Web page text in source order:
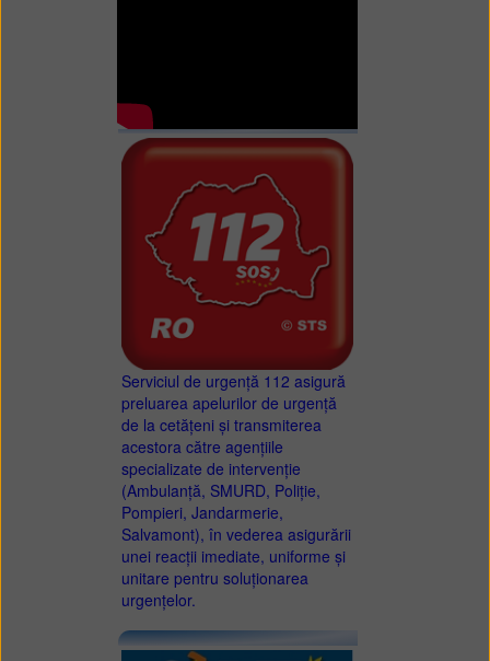
Serviciul de urgență 112 asigură
preluarea apelurilor de urgență
de la cetățeni și transmiterea
acestora către agențiile
specializate de intervenție
(Ambulanță, SMURD, Poliție,
Pompieri, Jandarmerie,
Salvamont), în vederea asigurării
unei reacții imediate, uniforme și
unitare pentru soluționarea
urgențelor.